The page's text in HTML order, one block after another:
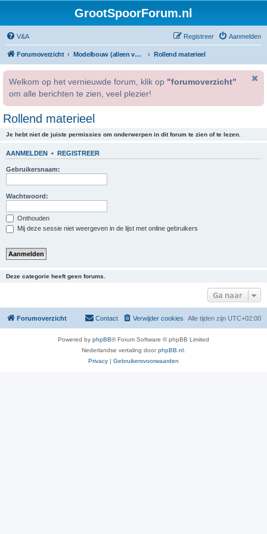
GrootSpoorForum.nl
V&A Aanmelden
Registreer
Forumoverzicht Modelbouw (alleen voor geregistreerde gebruikers). Rollend materieel
Welkom op het vernieuwde forum, klik op "forumoverzicht"
om alle berichten te zien, veel plezier!
Rollend materieel
Je hebt niet de juiste permissies om onderwerpen in dit forum te zien of te lezen.
AANMELDEN • REGISTREER
Gebruikersnaam:
Wachtwoord:
Onthouden
Mij deze sessie niet weergeven in de lijst met online gebruikers
Deze categorie heeft geen forums.
Ga naar
Forumoverzicht Alle tijden zijn UTC+02:00
Verwijder cookies
Contact
Powered by phpBB® Forum Software © phpBB Limited
Nederlandse vertaling doorphpBB.nl
Privacy | Gebruikersvoorwaarden